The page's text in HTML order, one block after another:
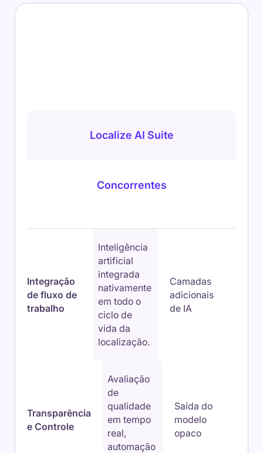
Localize AI Suite
Concorrentes
Integração
de fluxo de
trabalho
Inteligência
artificial
integrada
nativamente
em todo o
ciclo de
vida da
localização.
Camadas
adicionais
de IA
Transparência
e Controle
Avaliação
de
qualidade
em tempo
real,
automação
Saída do
modelo
opaco